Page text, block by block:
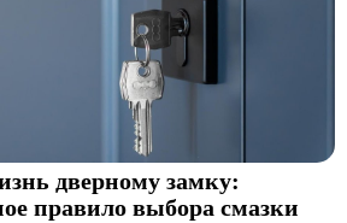
дверному замку:
правило выбора смазки